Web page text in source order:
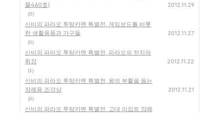
물460호)
(0)
2012.11.29
신비의 파라오 투탕카멘 특별전, 게임보드를 비롯
한 생활용품과 가구들
(0)
2012.11.27
신비의 파라오 투탕카멘 특별전, 파라오의 전차와
휘장
(1)
2012.11.22
신비의 파라오 투탕카멘 특별전, 왕의 부활을 돕는
장례용 조각상
(0)
2012.11.21
신비의 파라오 투탕카멘 특별전, 고대 이집트 장례